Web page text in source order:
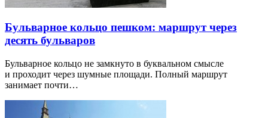
Бульварное кольцо пешком: маршрут через
десять бульваров
Бульварное кольцо не замкнуто в буквальном смысле
и проходит через шумные площади. Полный маршрут
занимает почти…